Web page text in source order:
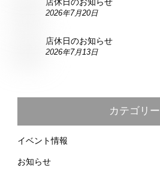
店休日のお知らせ
2026年7月20日
店休日のお知らせ
2026年7月13日
カテゴリー
イベント情報
お知らせ